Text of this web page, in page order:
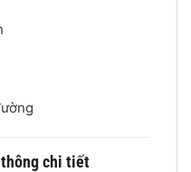
chi tiết